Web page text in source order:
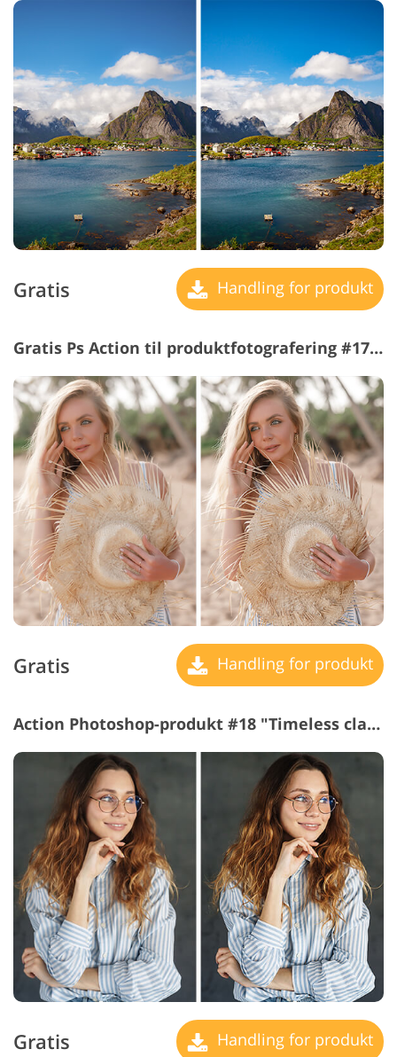
Gratis Handling for produkt
Gratis Ps Action til produktfotografering #17 "Rustic Mood"
Gratis Handling for produkt
Action Photoshop-produkt #18 "Timeless classic"
Gratis Handling for produkt